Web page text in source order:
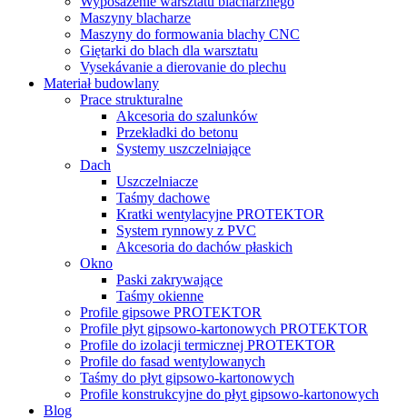
Maszyny blacharze
Maszyny do formowania blachy CNC
Giętarki do blach dla warsztatu
Vysekávanie a dierovanie do plechu
Materiał budowlany
Prace strukturalne
Akcesoria do szalunków
Przekładki do betonu
Systemy uszczelniające
Dach
Uszczelniacze
Taśmy dachowe
Kratki wentylacyjne PROTEKTOR
System rynnowy z PVC
Akcesoria do dachów płaskich
Okno
Paski zakrywające
Taśmy okienne
Profile gipsowe PROTEKTOR
Profile płyt gipsowo-kartonowych PROTEKTOR
Profile do izolacji termicznej PROTEKTOR
Profile do fasad wentylowanych
Taśmy do płyt gipsowo-kartonowych
Profile konstrukcyjne do płyt gipsowo-kartonowych
Blog